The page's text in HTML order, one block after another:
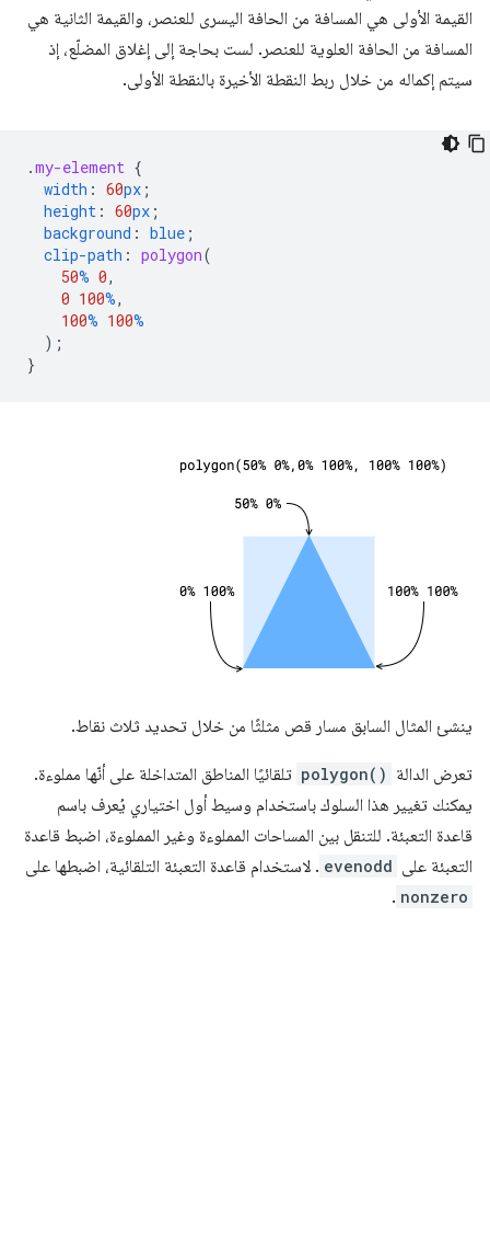
القيمة الأولى هي المسافة من الحافة اليسرى للعنصر، والقيمة الثانية هي
المسافة من الحافة العلوية للعنصر. لست بحاجة إلى إغلاق المضلّع، إذ
سيتم إكماله من خلال ربط النقطة الأخيرة بالنقطة الأولى.
.my-element {
width : 60px ;
height : 60px ;
background : blue ;
clip-path : polygon(
50% 0,
0 100%,
100% 100%
);
}
ينشئ المثال السابق مسار قص مثلثًا من خلال تحديد ثلاث نقاط.
تعرض الدالة polygon() تلقائيًا المناطق المتداخلة على أنّها مملوءة.
يمكنك تغيير هذا السلوك باستخدام وسيط أول اختياري يُعرف باسم
قاعدة التعبئة. للتنقل بين المساحات المملوءة وغير المملوءة، اضبط قاعدة
التعبئة على evenodd . لاستخدام قاعدة التعبئة التلقائية، اضبطها على
nonzero
.